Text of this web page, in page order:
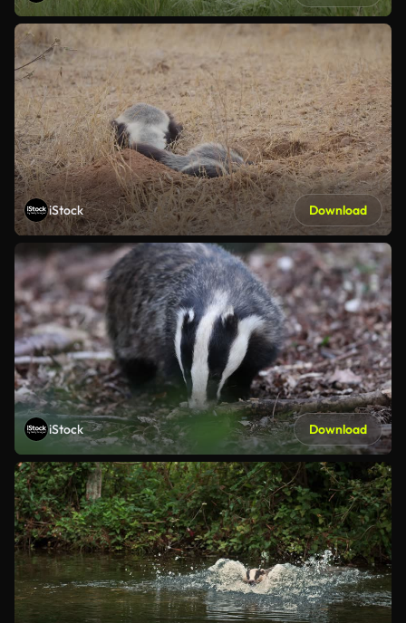
iStock Download
iStock Download